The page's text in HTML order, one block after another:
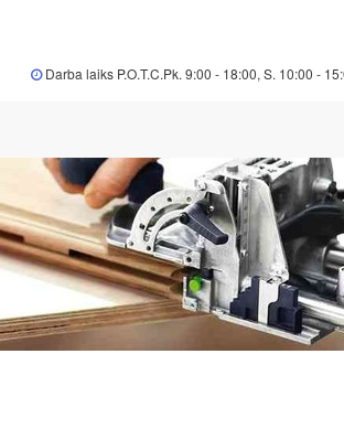
Darba laiks P.O.T.C.Pk. 9:00 - 18:00, S. 10:00 -